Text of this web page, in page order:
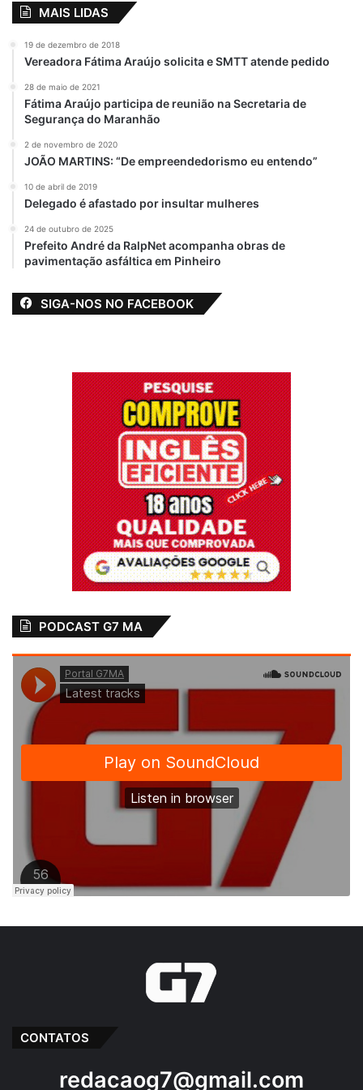
Além de Pinheiro, Othelino Neto já passou
por Santa Helena, Presidente Sarney, São
Bento, Peri-Mirim, Monção, Penalva, São
Vicente Ferrer e Conceição do Lago Açu.
Para os próximos dias, Othelino tem
Mirinzal, Monção, Santa Helena e São
Declaração de Apoio
Eleições 2018 Othelino Neto
MAIS LIDAS
19 de dezembro de 2018
Vereadora Fátima Araújo solicita e SMTT atende pedido
28 de maio de 2021
Fátima Araújo participa de reunião na Secretaria de
Segurança do Maranhão
2 de novembro de 2020
JOÃO MARTINS: “De empreendedorismo eu entendo”
10 de abril de 2019
Delegado é afastado por insultar mulheres
24 de outubro de 2025
Prefeito André da RalpNet acompanha obras de
pavimentação asfáltica em Pinheiro
SIGA-NOS NO FACEBOOK
PODCAST G7 MA
CONTATOS
redacaog7@gmail.com